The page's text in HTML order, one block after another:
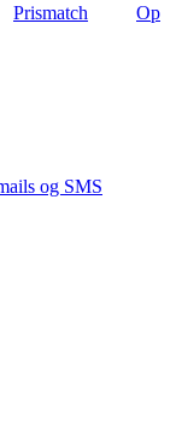
Prismatch
Op
og SMS